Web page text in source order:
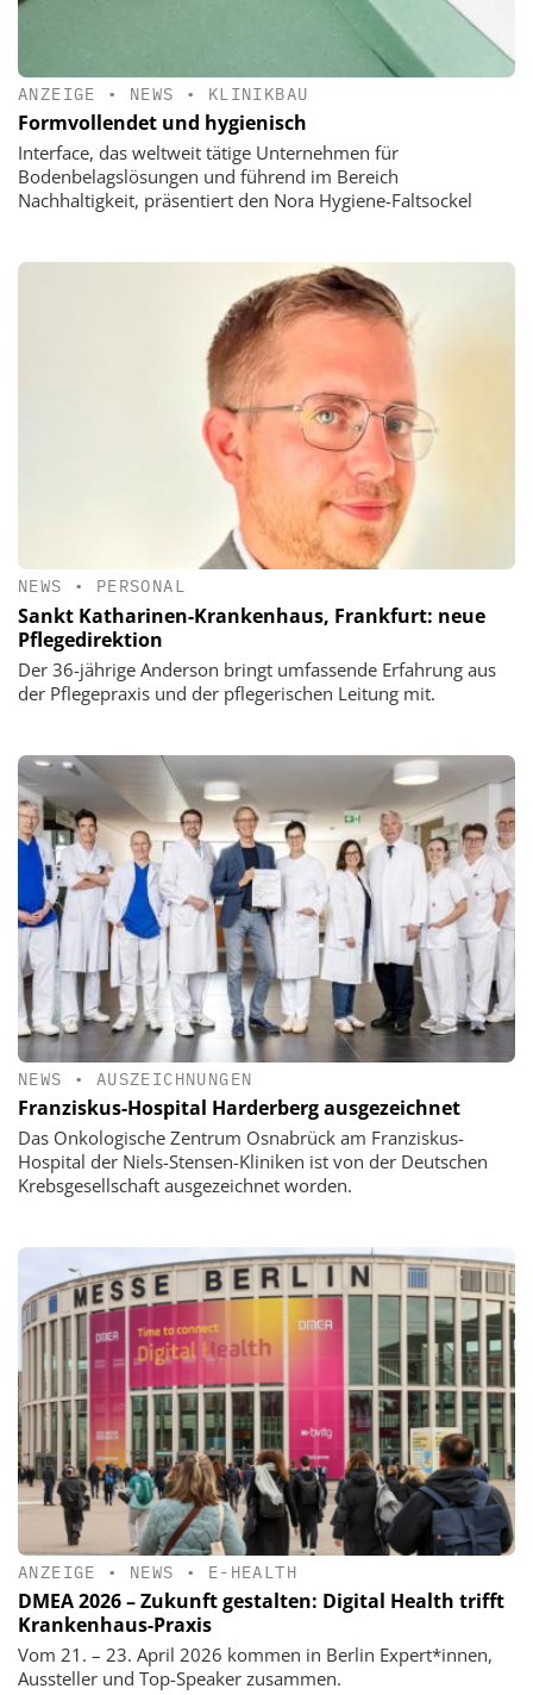
ANZEIGE • NEWS • KLINIKBAU
Formvollendet und hygienisch
Interface, das weltweit tätige Unternehmen für
Bodenbelagslösungen und führend im Bereich
Nachhaltigkeit, präsentiert den Nora Hygiene-Faltsockel
NEWS • PERSONAL
Sankt Katharinen-Krankenhaus, Frankfurt: neue
Pflegedirektion
Der 36-jährige Anderson bringt umfassende Erfahrung aus
der Pflegepraxis und der pflegerischen Leitung mit.
NEWS • AUSZEICHNUNGEN
Franziskus-Hospital Harderberg ausgezeichnet
Das Onkologische Zentrum Osnabrück am Franziskus-
Hospital der Niels-Stensen-Kliniken ist von der Deutschen
Krebsgesellschaft ausgezeichnet worden.
ANZEIGE • NEWS • E-HEALTH
DMEA 2026 – Zukunft gestalten: Digital Health trifft
Krankenhaus-Praxis
Vom 21. – 23. April 2026 kommen in Berlin Expert*innen,
Aussteller und Top-Speaker zusammen.